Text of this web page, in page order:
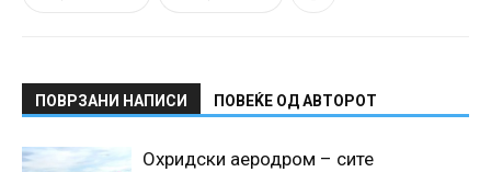
ПОВРЗАНИ НАПИСИ ПОВЕЌЕ ОД АВТОРОТ
Охридски аеродром – сите